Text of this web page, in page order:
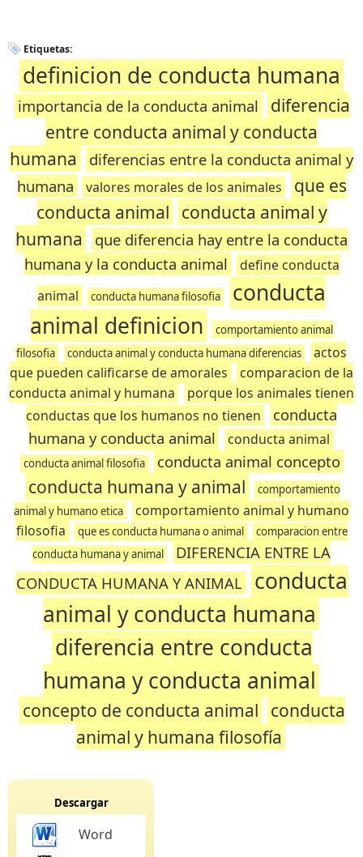
Etiquetas:
definicion de conducta humana
importancia de la conducta animal
diferencia
entre conducta animal y conducta
humana
diferencias entre la conducta animal y
humana
valores morales de los animales
que es
conducta animal conducta animal y
humana
que diferencia hay entre la conducta
humana y la conducta animal
define conducta
animal
conducta humana filosofia
conducta
animal definicion
comportamiento animal
filosofia
conducta animal y conducta humana diferencias
actos
que pueden calificarse de amorales
comparacion de la
conducta animal y humana
porque los animales tienen
conductas que los humanos no tienen
conducta
humana y conducta animal
conducta animal
conducta animal filosofia conducta animal concepto
conducta humana y animal
comportamiento
animal y humano etica
comportamiento animal y humano
filosofia
que es conducta humana o animal
comparacion entre
conducta humana y animal
DIFERENCIA ENTRE LA
CONDUCTA HUMANA Y ANIMAL
conducta
animal y conducta humana
diferencia entre conducta
humana y conducta animal
concepto de conducta animal conducta
animal y humana filosofía
Descargar
Word